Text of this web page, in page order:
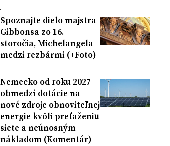
Spoznajte dielo majstra
Gibbonsa zo 16.
storočia, Michelangela
medzi rezbármi (+Foto)
Nemecko od roku 2027
obmedzí dotácie na
nové zdroje obnoviteľnej
energie kvôli preťaženiu
siete a neúnosným
nákladom (Komentár)